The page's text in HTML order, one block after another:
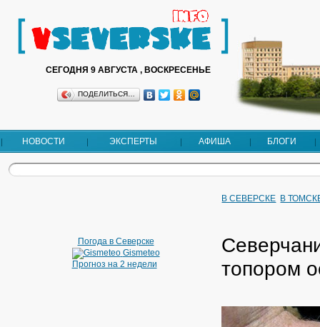
СЕГОДНЯ 9 АВГУСТА , ВОСКРЕСЕНЬЕ
ПОДЕЛИТЬСЯ…
НОВОСТИ ЭКСПЕРТЫ АФИША БЛОГИ
Погода в Северске
Gismeteo
Прогноз на 2 недели
В СЕВЕРСКЕ В
топором